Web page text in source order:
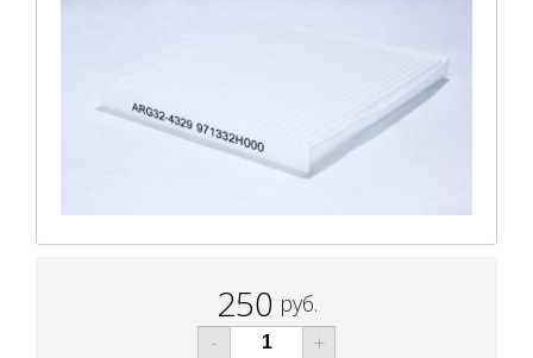
250 руб.
-
+